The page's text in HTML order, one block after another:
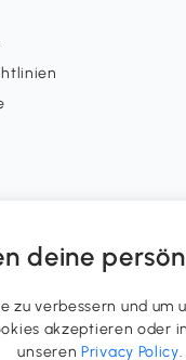
deine
verbessern und
akzeptieren
unserenPrivacy Policy.